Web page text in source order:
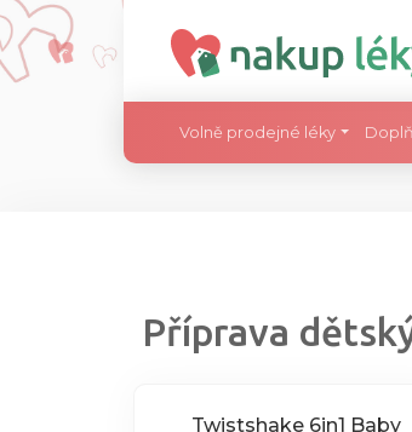
Volně prodejné léky
Příprava
Twistshake 6in1 Baby